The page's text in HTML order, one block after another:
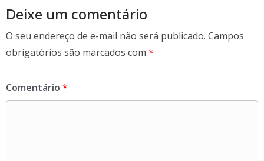
k
Deixe um comentário
O seu endereço de e-mail não será publicado. Campos
obrigatórios são marcados com *
Comentário *